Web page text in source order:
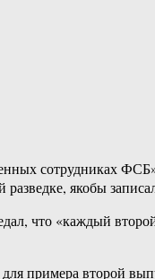
сотрудниках
якобы
что «каждый
примера второй